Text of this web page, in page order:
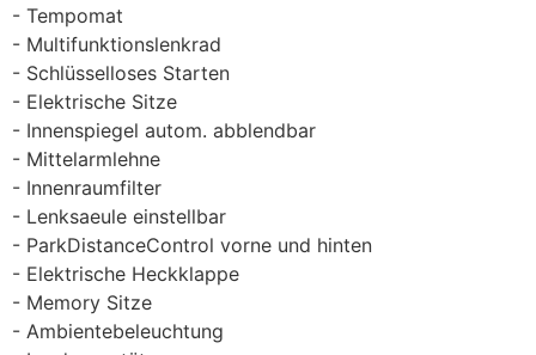
Tempomat
Multifunktionslenkrad
Schlüsselloses Starten
Elektrische Sitze
Innenspiegel autom. abblendbar
Mittelarmlehne
Innenraumfilter
Lenksaeule einstellbar
ParkDistanceControl vorne und hinten
Elektrische Heckklappe
Memory Sitze
Ambientebeleuchtung